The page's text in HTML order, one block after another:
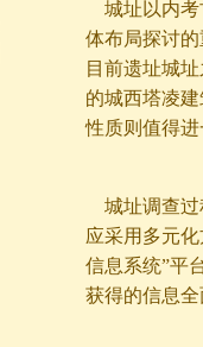
城址以内考
体布局探讨
目前遗址城
的城西塔凌
性质则值得
城址调查过
应采用多元
信息系统”平
获得的信息